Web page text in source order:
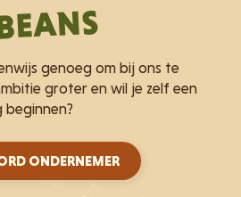
genoeg om bij ons te
groter en wil je zelf een
beginnen?
ONDERNEMER